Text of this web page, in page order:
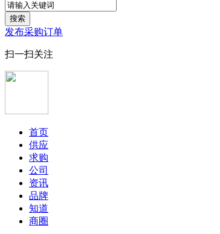
搜索
发布采购订单
扫一扫关注
首页
供应
求购
公司
资讯
品牌
知道
商圈